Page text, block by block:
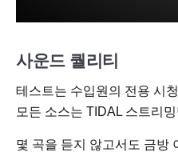
사운드 퀄리티
테스트는 수입원의 전용 시
모든 소스는 TIDAL 스트리
몇 곡을 듣지 않고서도 금방